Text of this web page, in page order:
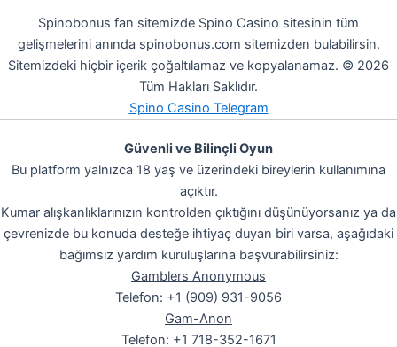
Spinobonus fan sitemizde Spino Casino sitesinin tüm
gelişmelerini anında spinobonus.com sitemizden bulabilirsin.
Sitemizdeki hiçbir içerik çoğaltılamaz ve kopyalanamaz. © 2026
Tüm Hakları Saklıdır.
Spino Casino Telegram
Güvenli ve Bilinçli Oyun
Bu platform yalnızca 18 yaş ve üzerindeki bireylerin kullanımına
açıktır.
Kumar alışkanlıklarınızın kontrolden çıktığını düşünüyorsanız ya da
çevrenizde bu konuda desteğe ihtiyaç duyan biri varsa, aşağıdaki
bağımsız yardım kuruluşlarına başvurabilirsiniz:
Gamblers Anonymous
Telefon: +1 (909) 931-9056
Gam-Anon
Telefon: +1 718-352-1671